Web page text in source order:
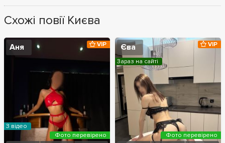
Схожі повії Києва
Аня VIP
З відео
Фото перевірено
Єва VIP
Зараз на сайті
Фото перевірено